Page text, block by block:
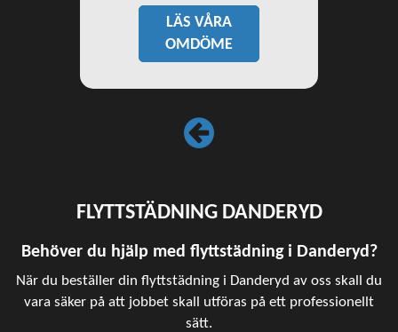
LÄS VÅRA
OMDÖME
FLYTTSTÄDNING DANDERYD
Behöver du hjälp med flyttstädning i Danderyd?
När du beställer din flyttstädning i Danderyd av oss skall du
vara säker på att jobbet skall utföras på ett professionellt
sätt.